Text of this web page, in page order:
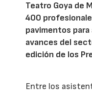
Teatro Goya de
400
pavimentos
avances del
edición de los
Entre los